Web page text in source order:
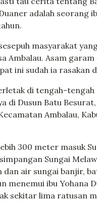
adalah seorang
masyarakat
Ambalau. Asam
ini sudah ia rasakan
di tengah-tengah
di Dusun Batu Besurat,
Ambalau,
300 meter masuk
Sungai
dan air sungai banjir,
menemui ibu Yohana
sekitar lima ratusan